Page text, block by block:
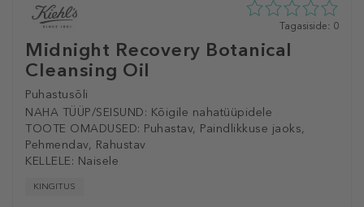
Midnight Recovery Botanical
Cleansing Oil
Puhastusõli
NAHA TÜÜP/SEISUND: Kõigile nahatüüpidele
TOOTE OMADUSED: Puhastav, Paindlikkuse jaoks,
Pehmendav, Rahustav
KELLELE: Naisele
KINGITUS
0
5st
Tagasiside: 0